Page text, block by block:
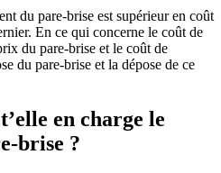
du pare-brise est supérieur en coût
En ce qui concerne le coût de
du pare-brise et le coût de
du pare-brise et la dépose de ce
en charge le
brise ?